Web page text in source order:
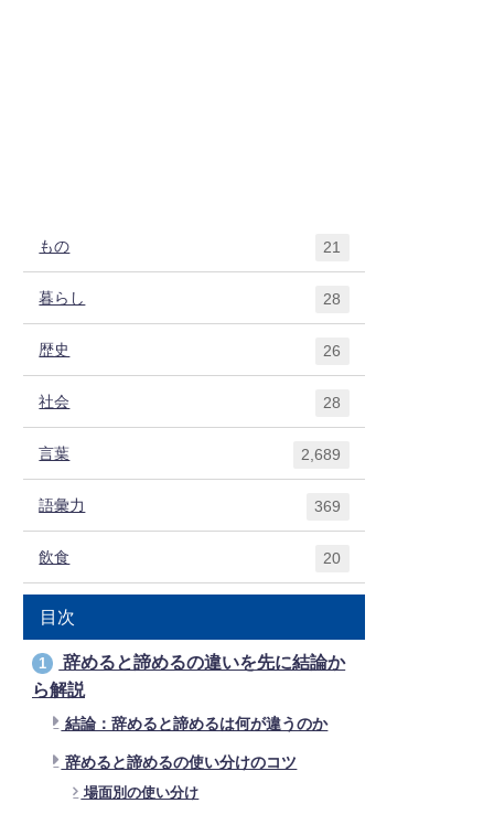
もの 21
暮らし 28
歴史 26
社会 28
言葉 2,689
語彙力 369
飲食 20
目次
1
辞めると諦めるの違いを先に結論か
ら解説
結論：辞めると諦めるは何が違うのか
辞めると諦めるの使い分けのコツ
場面別の使い分け